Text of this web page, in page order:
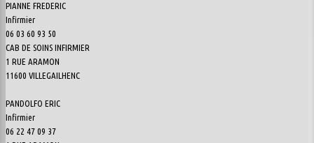
PIANNE FREDERIC
Infirmier
06 03 60 93 50
CAB DE SOINS INFIRMIER
1 RUE ARAMON
11600 VILLEGAILHENC
PANDOLFO ERIC
Infirmier
06 22 47 09 37